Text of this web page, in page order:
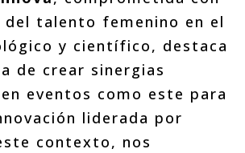
del talento femenino en el
y científico, destaca
de crear sinergias
eventos como este para
liderada por
contexto, nos